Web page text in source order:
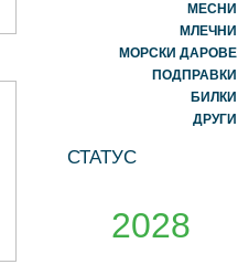
МЕСНИ
МЛЕЧНИ
МОРСКИ ДАРОВЕ
ПОДПРАВКИ
БИЛКИ
ДРУГИ
СТАТУС
2028